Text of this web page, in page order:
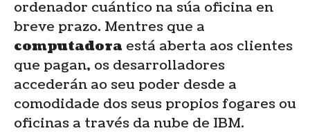
ordenador cuántico na súa oficina en
breve prazo. Mentres que a
computadora está aberta aos clientes
que pagan, os desarrolladores
accederán ao seu poder desde a
comodidade dos seus propios fogares ou
oficinas a través da nube de IBM.